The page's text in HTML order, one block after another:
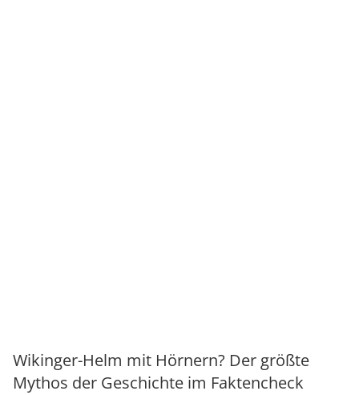
Wikinger-Helm mit Hörnern? Der größte
Mythos der Geschichte im Faktencheck